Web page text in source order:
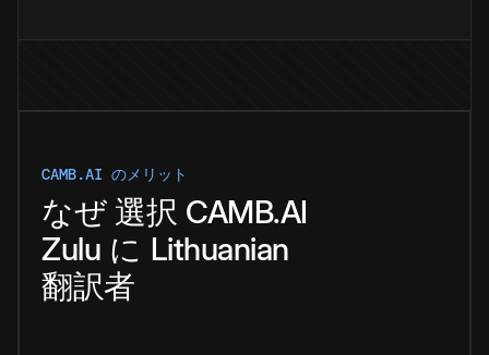
CAMB.AI のメリット
なぜ 選択 CAMB.AI
Zulu に Lithuanian
翻訳者